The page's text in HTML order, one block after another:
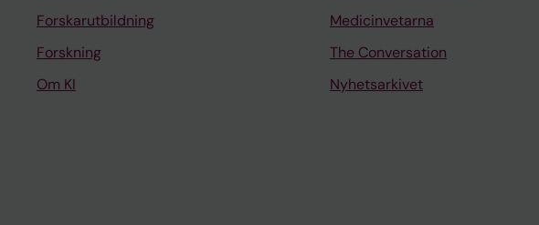
Forskarutbildning
Forskning
Om KI
Medicinvetarna
The Conversation
Nyhetsarkivet